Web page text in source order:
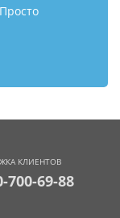
КЛИЕНТОВ
700-69-88